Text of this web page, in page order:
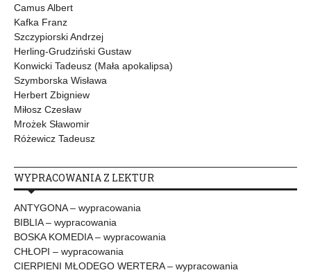
Camus Albert
Kafka Franz
Szczypiorski Andrzej
Herling-Grudziński Gustaw
Konwicki Tadeusz (Mała apokalipsa)
Szymborska Wisława
Herbert Zbigniew
Miłosz Czesław
Mrożek Sławomir
Różewicz Tadeusz
WYPRACOWANIA Z LEKTUR
ANTYGONA – wypracowania
BIBLIA – wypracowania
BOSKA KOMEDIA – wypracowania
CHŁOPI – wypracowania
CIERPIENI MŁODEGO WERTERA – wypracowania